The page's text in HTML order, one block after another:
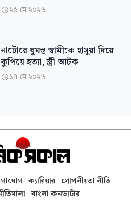
২৫ মে ২০২৬
নাটোরে ঘুমন্ত স্বামীকে হাসুয়া দিয়ে
কুপিয়ে হত্যা, স্ত্রী আটক
১৭ মে ২০২৬
ক্যারিয়ার গোপনীয়তা নীতি
বাংলা কনভার্টার